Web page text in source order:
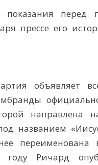
перед
прессе его
объявляет
направлена
названием
переименована
Ричард